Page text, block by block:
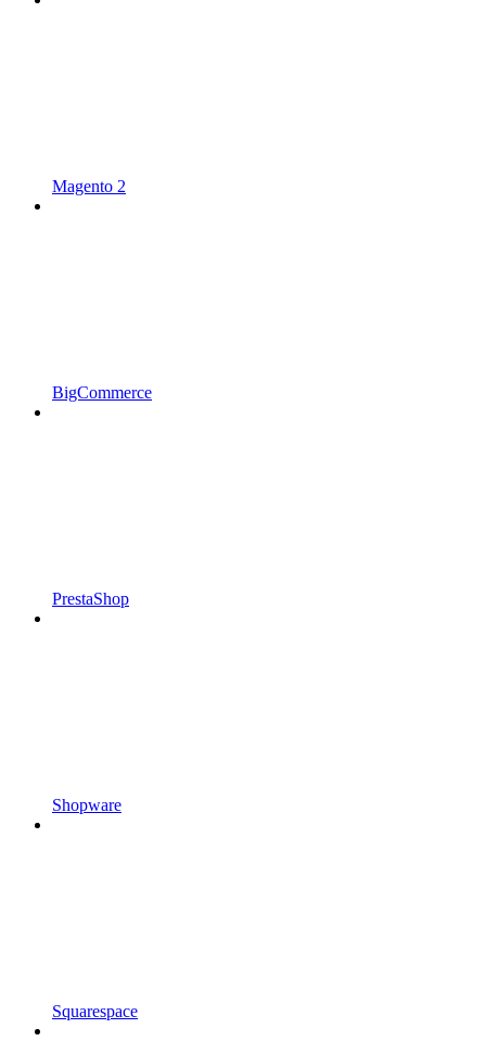
Magento 2
BigCommerce
PrestaShop
Shopware
Squarespace